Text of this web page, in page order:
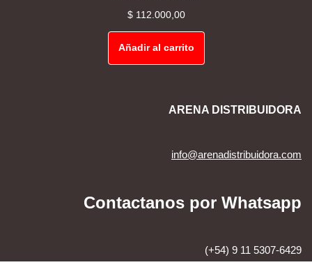
$112.000,00
Añadir al carrito
ARENA DISTRIBUIDORA
info@arenadistribuidora.com
Contactanos por Whatsapp
(+54) 9 11 5307-6429